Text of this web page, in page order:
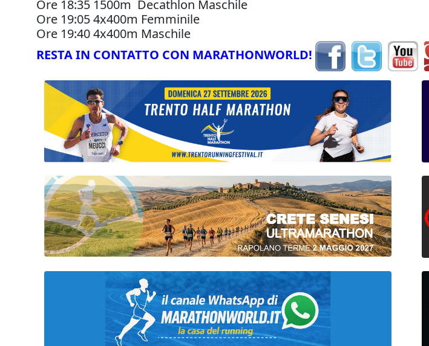
Ore 18:35 1500m Decathlon Maschile
Ore 19:05 4x400m Femminile
Ore 19:40 4x400m Maschile
RESTA IN CONTATTO CON MARATHONWORLD!